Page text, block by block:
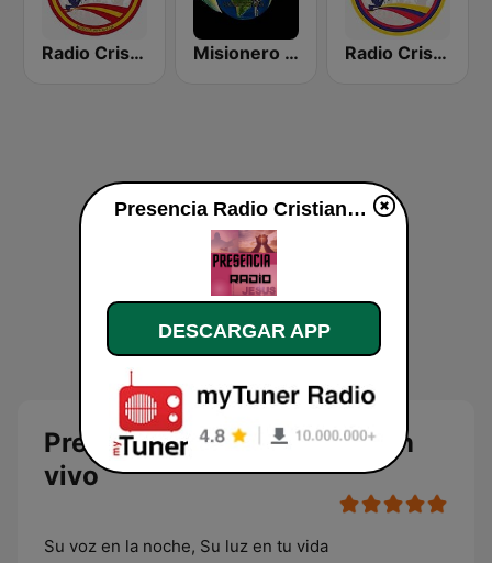
Radio Cristiana España Misionero Radio - Radio Cristiana Radio Cristiana Colombia
Presencia Radio Cristiana en
vivo
Su voz en la noche, Su luz en tu vida
Presencia Radio Cristiana en vivo
DESCARGAR APP